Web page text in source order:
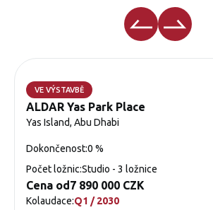
VE VÝSTAVBĚ
ALDAR Yas Park Place
Yas Island, Abu Dhabi
Dokončenost:0 %
Počet ložnic:Studio - 3 ložnice
Cena od7 890 000 CZK
Kolaudace:Q1 / 2030